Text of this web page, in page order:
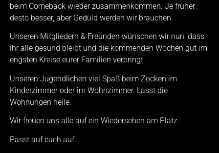
beim Comeback wieder zusammenkommen. Je früher
desto besser, aber Geduld werden wir brauchen.
Unseren Mitgliedern & Freunden wünschen wir nun, dass
ihr alle gesund bleibt und die kommenden Wochen gut im
engsten Kreise eurer Familien verbringt.
Unseren Jugendlichen viel Spaß beim Zocken im
Kinderzimmer oder im Wohnzimmer. Lasst die
Wohnungen heile.
Wir freuen uns alle auf ein Wiedersehen am Platz.
Passt auf euch auf.